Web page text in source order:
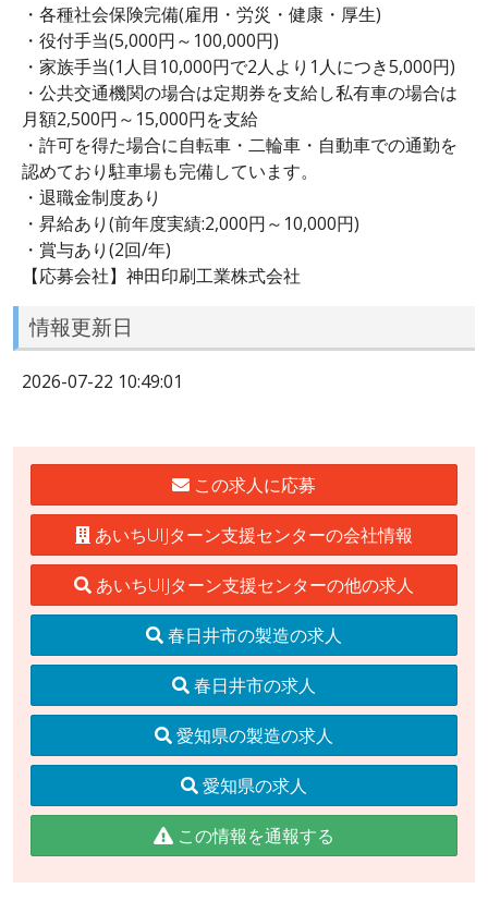
・各種社会保険完備(雇用・労災・健康・厚生)
・役付手当(5,000円～100,000円)
・家族手当(1人目10,000円で2人より1人につき5,000円)
・公共交通機関の場合は定期券を支給し私有車の場合は
月額2,500円～15,000円を支給
・許可を得た場合に自転車・二輪車・自動車での通勤を
認めており駐車場も完備しています。
・退職金制度あり
・昇給あり(前年度実績:2,000円～10,000円)
・賞与あり(2回/年)
【応募会社】神田印刷工業株式会社
情報更新日
2026-07-22 10:49:01
この求人に応募
あいちUIJターン支援センターの会社情報
あいちUIJターン支援センターの他の求人
春日井市の製造の求人
春日井市の求人
愛知県の製造の求人
愛知県の求人
この情報を通報する